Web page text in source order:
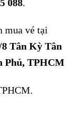
088.
mua vé tại
8 Tân Kỳ Tân
Phú, TPHCM